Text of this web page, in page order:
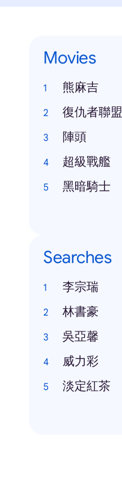
Movies
熊麻吉
復仇者聯盟
陣頭
超級戰艦
黑暗騎士
Searches
李宗瑞
林書豪
吳亞馨
威力彩
淡定紅茶